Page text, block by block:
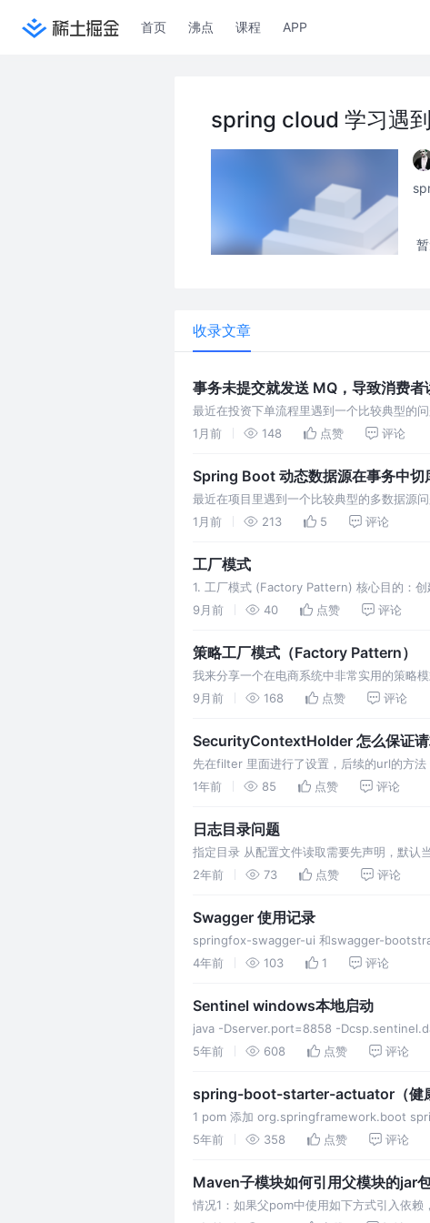
首页 沸点 课程 APP
spring cloud 学习遇
收录文章
事务未提交就发送 MQ，导致消费
最近在投资下单流程里遇到一个比较典型的
到数据，或者读到的状态还是旧的，导致后续
1月前 148 点赞 评论
Spring Boot 动态数据源在事务中切
最近在项目里遇到一个比较典型的多数据源
查询返回 null，导致后续空指
1月前 213 5 评论
工厂模式
1. 工厂模式 (Factory Pattern) 核心目的：
方式1：工厂类
9月前 40 点赞 评论
策略工厂模式（Factory Pattern）
我来分享一个在电商系统中非常实用的策略
付宝、银行卡支付等），每种支付方式有不同
9月前 168 点赞 评论
先在filter 里面进行了设置，后续的url的方
设置，url的方法（下文）内可以进行
1年前 85 点赞 评论
日志目录问题
指定目录 从配置文件读取需要先声明，
2年前
73 点赞 评论
Swagger 使用记录
springfox-swagger-ui 和swagger-
4年前
103 1 评论
Sentinel windows本地启动
java -Dserver.port=8858 -
5年前
608 点赞 评论
spring-boot-starter-actuator（健
1 pom 添加 org.springframework.boot
5年前
358 点赞 评论
Maven子模块如何引用父模块的jar
情况1：如果父pom中使用如下方式引入依